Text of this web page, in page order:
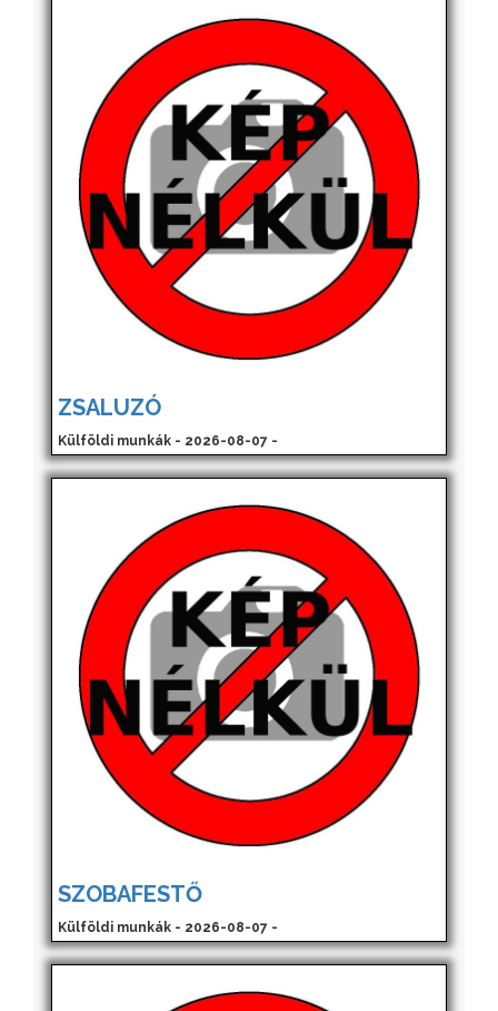
ZSALUZÓ
Külföldi munkák - 2026-08-07 -
SZOBAFESTŐ
Külföldi munkák - 2026-08-07 -